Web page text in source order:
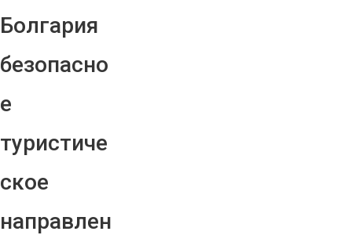
Болгария
безопасно
е
туристиче
ское
направлен